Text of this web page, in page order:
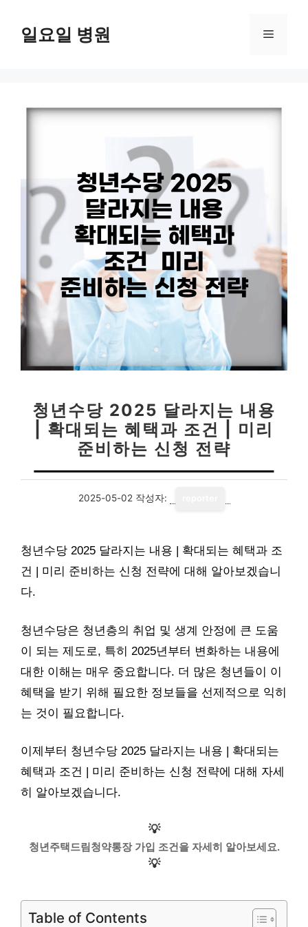
일요일 병원 메
청년수당 2025 달라지는 내용
| 확대되는 혜택과 조건 | 미리
준비하는 신청 전략
2025-05-02 작성자:
청년수당 2025 달라지는 내용 | 확대되는 혜택과 조
건 | 미리 준비하는 신청 전략에 대해 알아보겠습니
다.
청년수당은 청년층의 취업 및 생계 안정에 큰 도움
이 되는 제도로, 특히 2025년부터 변화하는 내용에
대한 이해는 매우 중요합니다. 더 많은 청년들이 이
혜택을 받기 위해 필요한 정보들을 선제적으로 익히
는 것이 필요합니다.
이제부터 청년수당 2025 달라지는 내용 | 확대되는
혜택과 조건 | 미리 준비하는 신청 전략에 대해 자세
히 알아보겠습니다.
💡
청년주택드림청약통장 가입 조건을 자세히 알아보세요.
💡
Table of Contents